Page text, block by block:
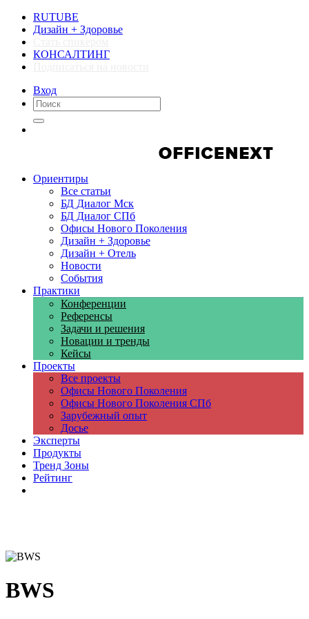
RUTUBE
Дизайн + Здоровье
КОНСАЛТИНГ
Вход
Ориентиры
Все статьи
БД Диалог Мск
БД Диалог СПб
Офисы Нового Поколения
Дизайн + Здоровье
Дизайн + Отель
Новости
События
Практики
Конференции
Референсы
Задачи и решения
Новации и тренды
Кейсы
Проекты
Все проекты
Офисы Нового Поколения
Офисы Нового Поколения СПб
Зарубежный опыт
Досье
Эксперты
Продукты
Тренд Зоны
Рейтинг
BWS